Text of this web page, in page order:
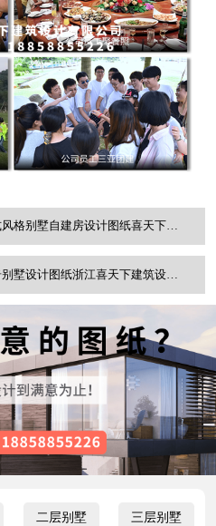
上一篇：河北邢台朱家新中式风格别墅自建房设计图纸喜天下建筑设计
下一篇：一层乡土风实用清奇别墅设计图纸浙江喜天下建筑设计有限公司
二层别墅 三层别墅